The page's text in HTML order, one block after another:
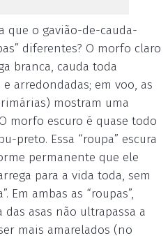
que o gavião-de-cauda-
diferentes? O morfo claro
branca, cauda toda
arredondadas; em voo, as
mostram uma
morfo escuro é quase todo
preto. Essa “roupa” escura
permanente que ele
para a vida toda, sem
Em ambas as “roupas”,
asas não ultrapassa a
mais amarelados (no